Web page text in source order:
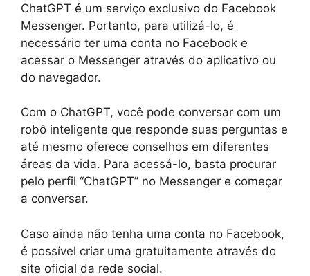
ChatGPT é um serviço exclusivo do Facebook
Messenger. Portanto, para utilizá-lo, é
necessário ter uma conta no Facebook e
acessar o Messenger através do aplicativo ou
do navegador.
Com o ChatGPT, você pode conversar com um
robô inteligente que responde suas perguntas e
até mesmo oferece conselhos em diferentes
áreas da vida. Para acessá-lo, basta procurar
pelo perfil “ChatGPT” no Messenger e começar
a conversar.
Caso ainda não tenha uma conta no Facebook,
é possível criar uma gratuitamente através do
site oficial da rede social.